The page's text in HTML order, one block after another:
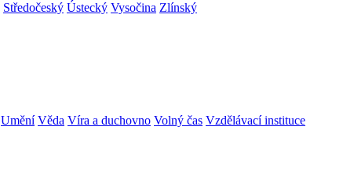
Středočeský Ústecký Vysočina Zlínský
Umění Věda Víra a duchovno Volný čas Vzdělávací instituce